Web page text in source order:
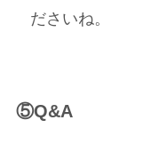
ださいね。
⑤Q&A